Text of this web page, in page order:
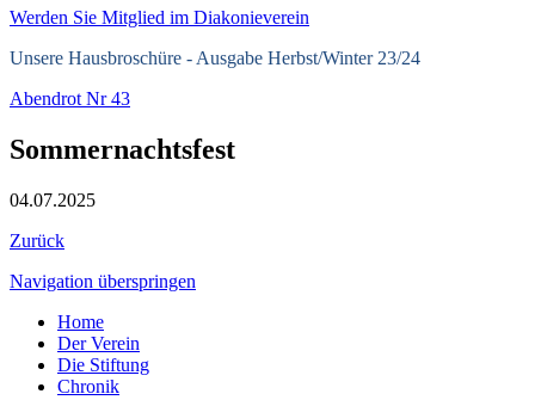
Werden Sie Mitglied im Diakonieverein
Unsere Hausbroschüre - Ausgabe Herbst/Winter 23/24
Abendrot Nr 43
Sommernachtsfest
04.07.2025
Zurück
Navigation überspringen
Home
Der Verein
Die Stiftung
Chronik